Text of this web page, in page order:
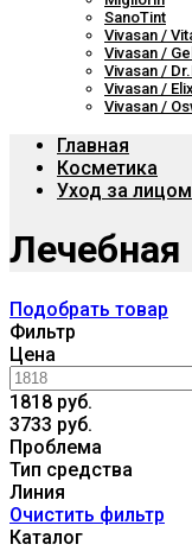
SanoTint
Vivasan /
Vivasan /
Vivasan /
Vivasan /
Vivasan /
Главная
Косметика
Уход за лицом
Подобрать товар
Фильтр
Цена
1818 руб.
3733 руб.
Проблема
Тип средства
Линия
Очистить фильтр
Каталог